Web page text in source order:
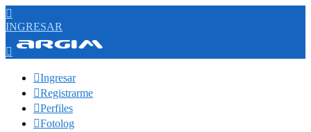

INGRESAR

Ingresar
Registrarme
Perfiles
Fotolog